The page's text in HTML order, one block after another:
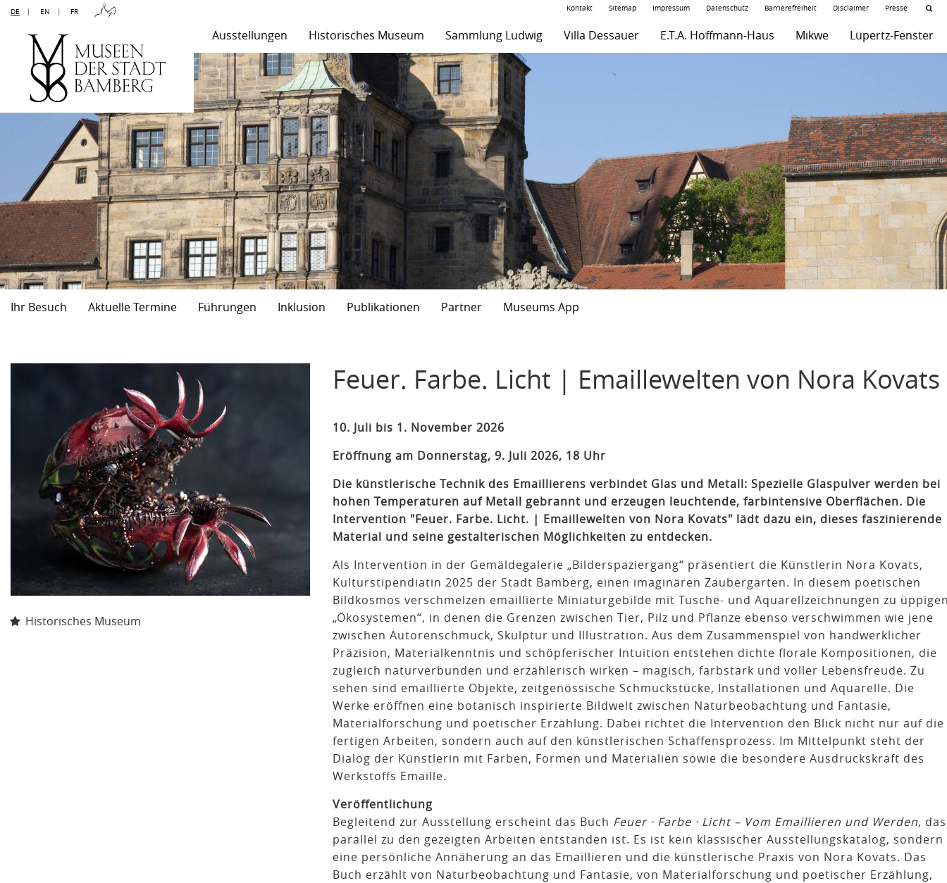
DE EN FR Kontakt Sitemap Impressum Datenschutz Barrierefreiheit Disclaimer Presse
Ausstellungen Historisches Museum Sammlung Ludwig Villa Dessauer E.T.A. Hoffmann-Haus Mikwe Lüpertz-Fenster
Ihr Besuch Aktuelle Termine Führungen Inklusion Publikationen Partner Museums App
Historisches Museum
Feuer. Farbe. Licht | Emaillewelten von Nora Kovats
10. Juli bis 1. November 2026
Eröffnung am Donnerstag, 9. Juli 2026, 18 Uhr
Die künstlerische Technik des Emaillierens verbindet Glas und Metall: Spezielle Glaspulver werden bei
hohen Temperaturen auf Metall gebrannt und erzeugen leuchtende, farbintensive Oberflächen. Die
Intervention "Feuer. Farbe. Licht. | Emaillewelten von Nora Kovats" lädt dazu ein, dieses faszinierende
Material und seine gestalterischen Möglichkeiten zu entdecken.
Als Intervention in der Gemäldegalerie „Bilderspaziergang“ präsentiert die Künstlerin Nora Kovats,
Kulturstipendiatin 2025 der Stadt Bamberg, einen imaginären Zaubergarten. In diesem poetischen
Bildkosmos verschmelzen emaillierte Miniaturgebilde mit Tusche- und Aquarellzeichnungen zu
„Ökosystemen“, in denen die Grenzen zwischen Tier, Pilz und Pflanze ebenso verschwimmen wie jene
zwischen Autorenschmuck, Skulptur und Illustration. Aus dem Zusammenspiel von handwerklicher
Präzision, Materialkenntnis und schöpferischer Intuition entstehen dichte florale Kompositionen, die
zugleich naturverbunden und erzählerisch wirken – magisch, farbstark und voller Lebensfreude. Zu
sehen sind emaillierte Objekte, zeitgenössische Schmuckstücke, Installationen und Aquarelle. Die
Werke eröffnen eine botanisch inspirierte Bildwelt zwischen Naturbeobachtung und Fantasie,
Materialforschung und poetischer Erzählung. Dabei richtet die Intervention den Blick nicht nur auf die
fertigen Arbeiten, sondern auch auf den künstlerischen Schaffensprozess. Im Mittelpunkt steht der
Dialog der Künstlerin mit Farben, Formen und Materialien sowie die besondere Ausdruckskraft des
Werkstoffs Emaille.
Veröffentlichung
Begleitend zur Ausstellung erscheint das Buch Feuer · Farbe · Licht – Vom Emaillieren und Werden, das
parallel zu den gezeigten Arbeiten entstanden ist. Es ist kein klassischer Ausstellungskatalog, sondern
eine persönliche Annäherung an das Emaillieren und die künstlerische Praxis von Nora Kovats. Das
Buch erzählt von Naturbeobachtung und Fantasie, von Materialforschung und poetischer Erzählung,